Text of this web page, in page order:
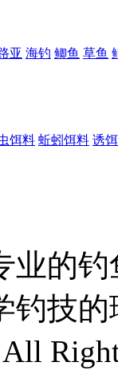
亚 海钓 鲫鱼 草鱼
饵料 蚯蚓饵料 诱
业的
钓技